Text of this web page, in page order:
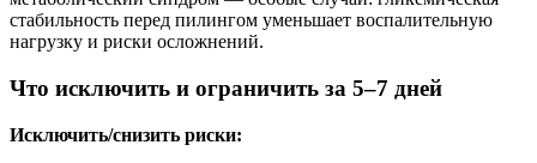
стабильность перед пилингом уменьшает воспалительную
нагрузку и риски осложнений.
Что исключить и ограничить за 5–7 дней
Исключить/снизить риски: